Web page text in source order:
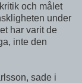
och målet
under
har varit de
inte den
sade i